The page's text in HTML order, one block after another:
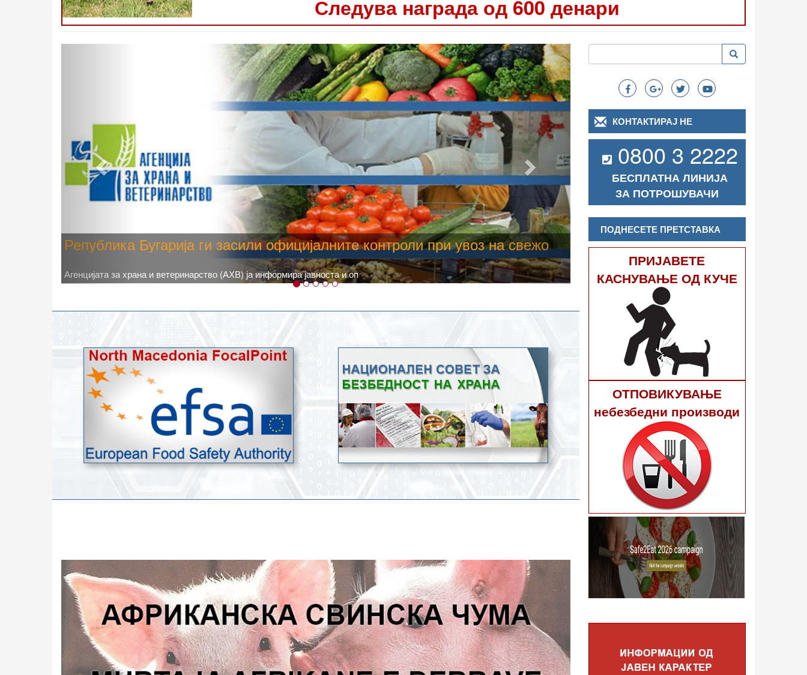
Следува награда од 600 денари
Високите температури ризик од труење со храна, опасни се и за
животните
Новото најавено зголемување на дневните температури, кое според метеоролозите во одредени региони ќе достигне 40
степени, ги зголемува ризиците од појава на труење со храна.
Следно
Search
Пребарување Пребарување
КОНТАКТИРАЈ НЕ
0800 3 2222
БЕСПЛАТНА ЛИНИЈА
ЗА ПОТРОШУВАЧИ
ПОДНЕСЕТЕ ПРЕТСТАВКА
ПРИЈАВЕТЕ
КАСНУВАЊЕ ОД КУЧЕ
ОТПОВИКУВАЊЕ
небезбедни производи